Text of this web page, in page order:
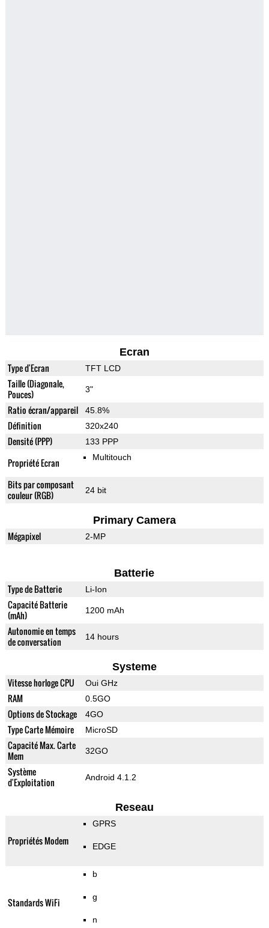
Ecran
Type d'Ecran TFT LCD
Taille (Diagonale,
Pouces)
3"
Ratio écran/appareil 45.8%
Définition 320x240
Densité (PPP) 133 PPP
Propriété Ecran Multitouch
Bits par composant
couleur (RGB)
24 bit
Primary Camera
Mégapixel 2-MP
Batterie
Type de Batterie Li-Ion
Capacité Batterie
(mAh)
1200 mAh
Autonomie en temps
de conversation
14 hours
Systeme
Vitesse horloge CPU Oui GHz
RAM 0.5GO
Options de Stockage 4GO
Type Carte Mémoire MicroSD
Capacité Max. Carte
Mem
32GO
Système
d'Exploitation
Android 4.1.2
Reseau
Propriétés Modem
GPRS
EDGE
Standards WiFi
b
g
n